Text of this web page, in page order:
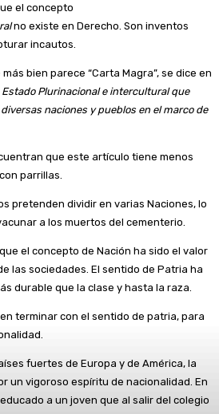
el concepto
no existe en Derecho. Son inventos
incautos.
bien parece “Carta Magra”, se dice en
Estado Plurinacional e intercultural que
naciones y pueblos en el marco de
que este artículo tiene menos
parrillas.
pretenden dividir en varias Naciones, lo
a los muertos del cementerio.
el concepto de Nación ha sido el valor
las sociedades. El sentido de Patria ha
durable que la clase y hasta la raza.
terminar con el sentido de patria, para
fuertes de Europa y de América, la
un vigoroso espíritu de nacionalidad. En
a un joven que al salir del colegio